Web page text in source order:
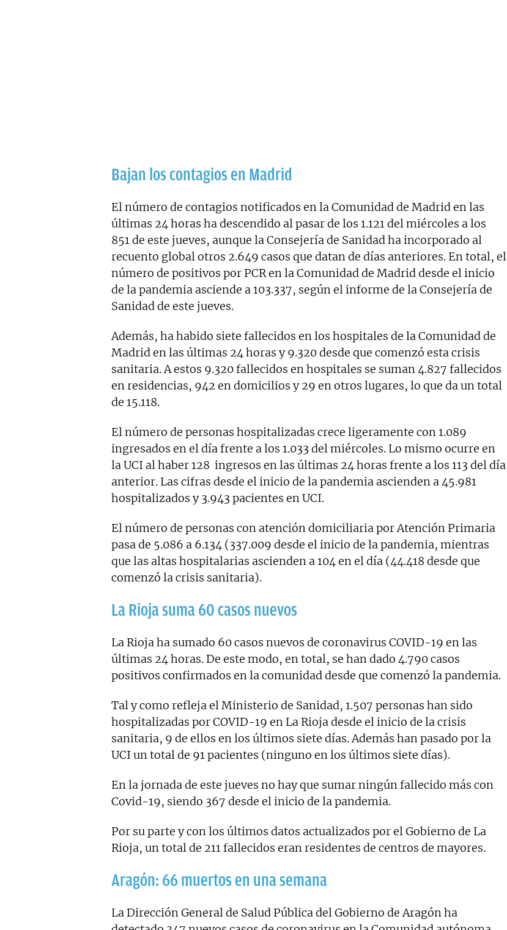
Bajan los contagios en Madrid
El número de contagios notificados en la Comunidad de Madrid en las
últimas 24 horas ha descendido al pasar de los 1.121 del miércoles a los
851 de este jueves, aunque la Consejería de Sanidad ha incorporado al
recuento global otros 2.649 casos que datan de días anteriores. En total, el
número de positivos por PCR en la Comunidad de Madrid desde el inicio
de la pandemia asciende a 103.337, según el informe de la Consejería de
Sanidad de este jueves.
Además, ha habido siete fallecidos en los hospitales de la Comunidad de
Madrid en las últimas 24 horas y 9.320 desde que comenzó esta crisis
sanitaria. A estos 9.320 fallecidos en hospitales se suman 4.827 fallecidos
en residencias, 942 en domicilios y 29 en otros lugares, lo que da un total
de 15.118.
El número de personas hospitalizadas crece ligeramente con 1.089
ingresados en el día frente a los 1.033 del miércoles. Lo mismo ocurre en
la UCI al haber 128 ingresos en las últimas 24 horas frente a los 113 del día
anterior. Las cifras desde el inicio de la pandemia ascienden a 45.981
hospitalizados y 3.943 pacientes en UCI.
El número de personas con atención domiciliaria por Atención Primaria
pasa de 5.086 a 6.134 (337.009 desde el inicio de la pandemia, mientras
que las altas hospitalarias ascienden a 104 en el día (44.418 desde que
comenzó la crisis sanitaria).
La Rioja suma 60 casos nuevos
La Rioja ha sumado 60 casos nuevos de coronavirus COVID-19 en las
últimas 24 horas. De este modo, en total, se han dado 4.790 casos
positivos confirmados en la comunidad desde que comenzó la pandemia.
Tal y como refleja el Ministerio de Sanidad, 1.507 personas han sido
hospitalizadas por COVID-19 en La Rioja desde el inicio de la crisis
sanitaria, 9 de ellos en los últimos siete días. Además han pasado por la
UCI un total de 91 pacientes (ninguno en los últimos siete días).
En la jornada de este jueves no hay que sumar ningún fallecido más con
Covid-19, siendo 367 desde el inicio de la pandemia.
Por su parte y con los últimos datos actualizados por el Gobierno de La
Rioja, un total de 211 fallecidos eran residentes de centros de mayores.
Aragón: 66 muertos en una semana
La Dirección General de Salud Pública del Gobierno de Aragón ha